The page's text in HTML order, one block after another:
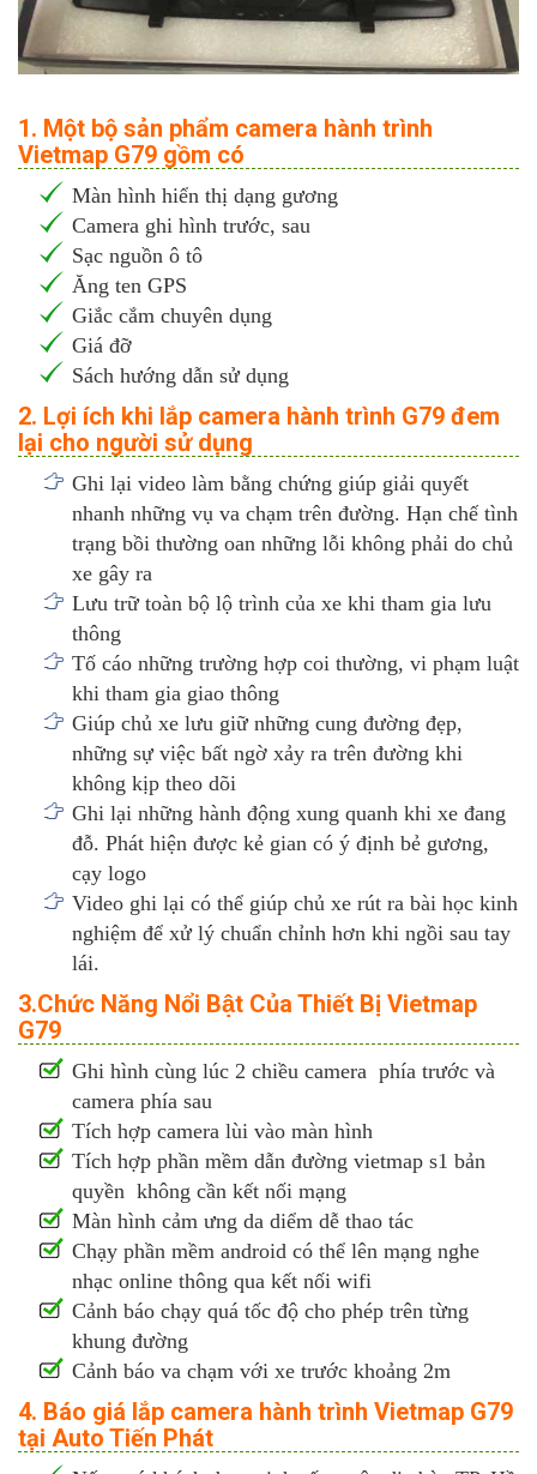
1. Một bộ sản phẩm camera hành trình
Vietmap G79 gồm có
Màn hình hiển thị dạng gương
Camera ghi hình trước, sau
Sạc nguồn ô tô
Ăng ten GPS
Giắc cắm chuyên dụng
Giá đỡ
Sách hướng dẫn sử dụng
2. Lợi ích khi lắp camera hành trình G79 đem
lại cho người sử dụng
Ghi lại video làm bằng chứng giúp giải quyết
nhanh những vụ va chạm trên đường. Hạn chế tình
trạng bồi thường oan những lỗi không phải do chủ
xe gây ra
Lưu trữ toàn bộ lộ trình của xe khi tham gia lưu
thông
Tố cáo những trường hợp coi thường, vi phạm luật
khi tham gia giao thông
Giúp chủ xe lưu giữ những cung đường đẹp,
những sự việc bất ngờ xảy ra trên đường khi
không kịp theo dõi
Ghi lại những hành động xung quanh khi xe đang
đỗ. Phát hiện được kẻ gian có ý định bẻ gương,
cạy logo
Video ghi lại có thể giúp chủ xe rút ra bài học kinh
nghiệm để xử lý chuẩn chỉnh hơn khi ngồi sau tay
lái.
3.Chức Năng Nổi Bật Của Thiết Bị Vietmap
G79
Ghi hình cùng lúc 2 chiều camera phía trước và
camera phía sau
Tích hợp camera lùi vào màn hình
Tích hợp phần mềm dẫn đường vietmap s1 bản
quyền không cần kết nối mạng
Màn hình cảm ưng da diểm dễ thao tác
Chạy phần mềm android có thể lên mạng nghe
nhạc online thông qua kết nối wifi
Cảnh báo chạy quá tốc độ cho phép trên từng
khung đường
Cảnh báo va chạm với xe trước khoảng 2m
4. Báo giá lắp camera hành trình Vietmap G79
tại Auto Tiến Phát